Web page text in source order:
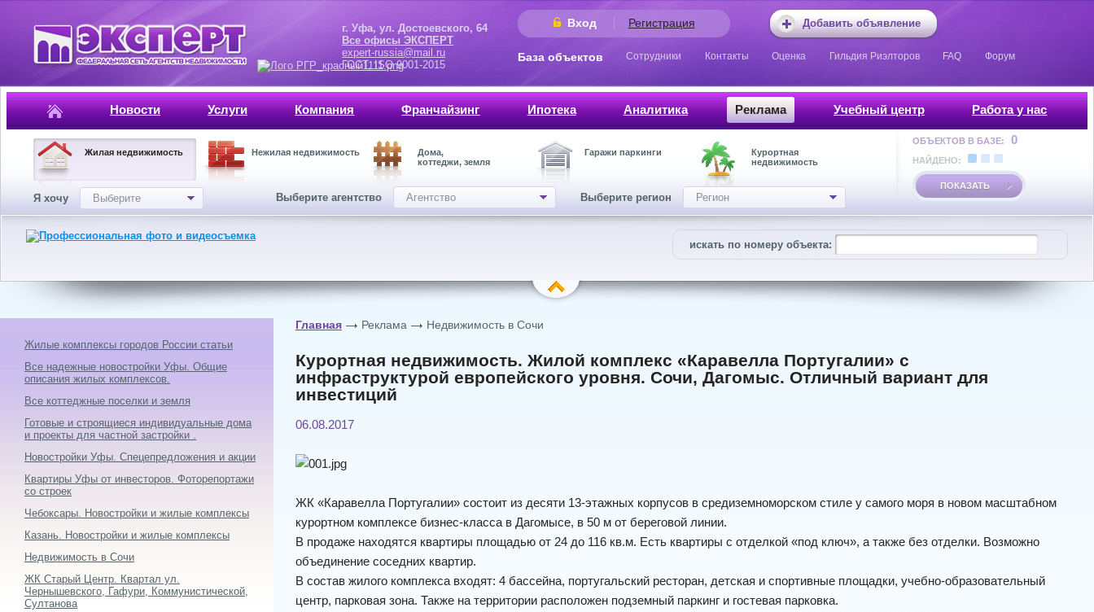
Добавить объявление
Вход Регистрация
г. Уфа, ул. Достоевского, 64
Все офисы ЭКСПЕРТ
expert-russia@mail.ru
ГОСТ, ISO 9001-2015
База объектов Сотрудники Контакты Оценка Гильдия Риэлторов FAQ Форум
Новости Услуги Компания Франчайзинг Ипотека Аналитика Реклама Учебный центр Работа у нас
Жилая недвижимость Нежилая недвижимость
Дома,
коттеджи, земля
Гаражи паркинги
Курортная
недвижимость
Я хочу Выберите Выберите агентство Агентство Выберите регион Регион
ОБЪЕКТОВ В БАЗЕ: 0
НАЙДЕНО:
ПОКАЗАТЬ
искать по номеру объекта:
Главная Реклама Недвижимость в Сочи
Курортная недвижимость. Жилой комплекс «Каравелла Португалии» с
инфраструктурой европейского уровня. Сочи, Дагомыс. Отличный вариант для
инвестиций
06.08.2017
ЖК «Каравелла Португалии» состоит из десяти 13-этажных корпусов в средиземноморском стиле у самого моря в новом масштабном
курортном комплексе бизнес-класса в Дагомысе, в 50 м от береговой линии.
В продаже находятся квартиры площадью от 24 до 116 кв.м. Есть квартиры с отделкой «под ключ», а также без отделки. Возможно
объединение соседних квартир.
В состав жилого комплекса входят: 4 бассейна, португальский ресторан, детская и спортивные площадки, учебно-образовательный
центр, парковая зона. Также на территории расположен подземный паркинг и гостевая парковка.
Жилые комплексы городов России статьи
Все надежные новостройки Уфы. Общие
описания жилых комплексов.
Все коттеджные поселки и земля
Готовые и строящиеся индивидуальные дома
и проекты для частной застройки .
Новостройки Уфы. Спецепредложения и акции
Квартиры Уфы от инвесторов. Фоторепортажи
со строек
Чебоксары. Новостройки и жилые комплексы
Казань. Новостройки и жилые комплексы
Недвижимость в Сочи
ЖК Старый Центр. Квартал ул.
Чернышевского, Гафури, Коммунистической,
Султанова